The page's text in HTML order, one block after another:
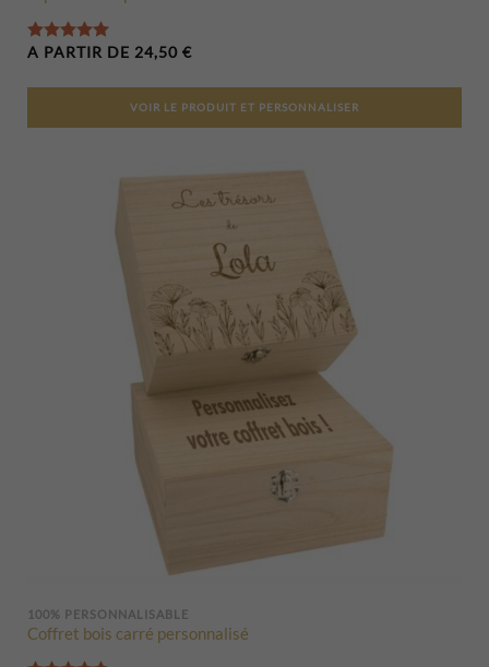
A PARTIR DE 24,50 €
VOIR LE PRODUIT ET PERSONNALISER
100% PERSONNALISABLE
Coffret bois carré personnalisé